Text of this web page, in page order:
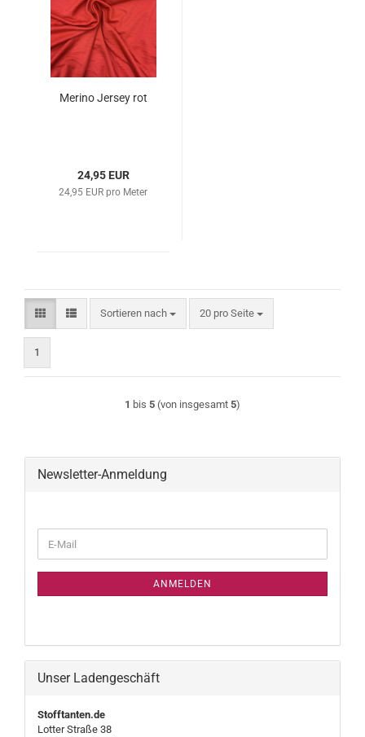
Merino Jersey rot
24,95 EUR
24,95 EUR pro Meter
Sortieren nach
Sortieren nach 20 pro Seite
pro Seite
1
1 bis 5 (von insgesamt 5)
Newsletter-Anmeldung
ZUR
E-
Mail
ANMELDEN
Unser Ladengeschäft
Stofftanten.de
Lotter Straße 38